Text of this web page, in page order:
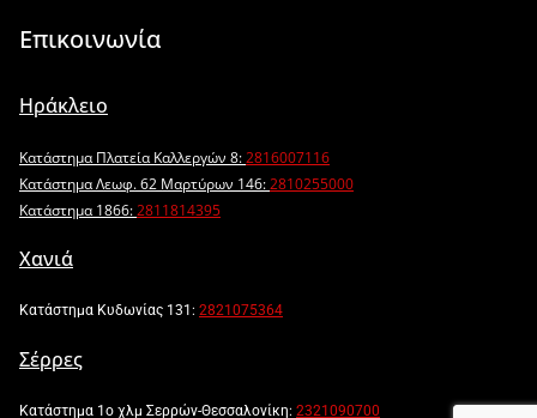
Επικοινωνία
Ηράκλειο
Κατάστημα Πλατεία Καλλεργών 8:2816007116
Κατάστημα Λεωφ. 62 Μαρτύρων 146:2810255000
Κατάστημα 1866:2811814395
Χανιά
Κατάστημα Κυδωνίας 131: 2821075364
Σέρρες
Κατάστημα 1ο χλμ Σερρών-Θεσσαλονίκη: 2321090700